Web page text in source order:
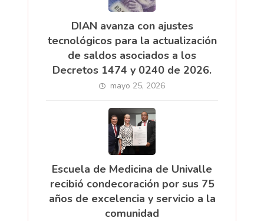
DIAN avanza con ajustes
tecnológicos para la actualización
de saldos asociados a los
Decretos 1474 y 0240 de 2026.
mayo 25, 2026
Escuela de Medicina de Univalle
recibió condecoración por sus 75
años de excelencia y servicio a la
comunidad